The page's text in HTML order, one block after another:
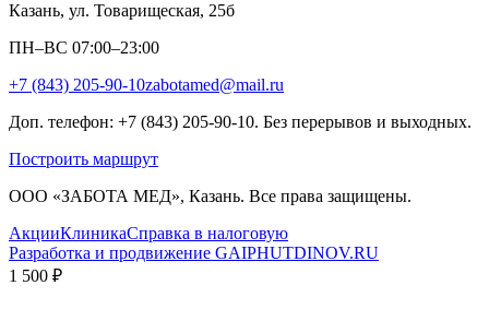
Казань, ул. Товарищеская, 25б
ПН–ВС 07:00–23:00
+7 (843) 205-90-10zabotamed@mail.ru
Доп. телефон: +7 (843) 205-90-10. Без перерывов и выходных.
Построить маршрут
ООО «ЗАБОТА МЕД», Казань. Все права защищены.
АкцииКлиникаСправка в налоговую
Разработка и продвижение GAIPHUTDINOV.RU
1 500 ₽